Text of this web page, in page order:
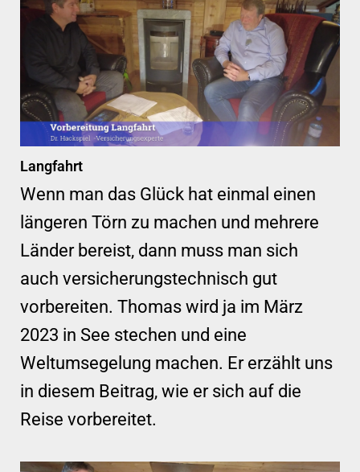
Langfahrt
Wenn man das Glück hat einmal einen
längeren Törn zu machen und mehrere
Länder bereist, dann muss man sich
auch versicherungstechnisch gut
vorbereiten. Thomas wird ja im März
2023 in See stechen und eine
Weltumsegelung machen. Er erzählt uns
in diesem Beitrag, wie er sich auf die
Reise vorbereitet.